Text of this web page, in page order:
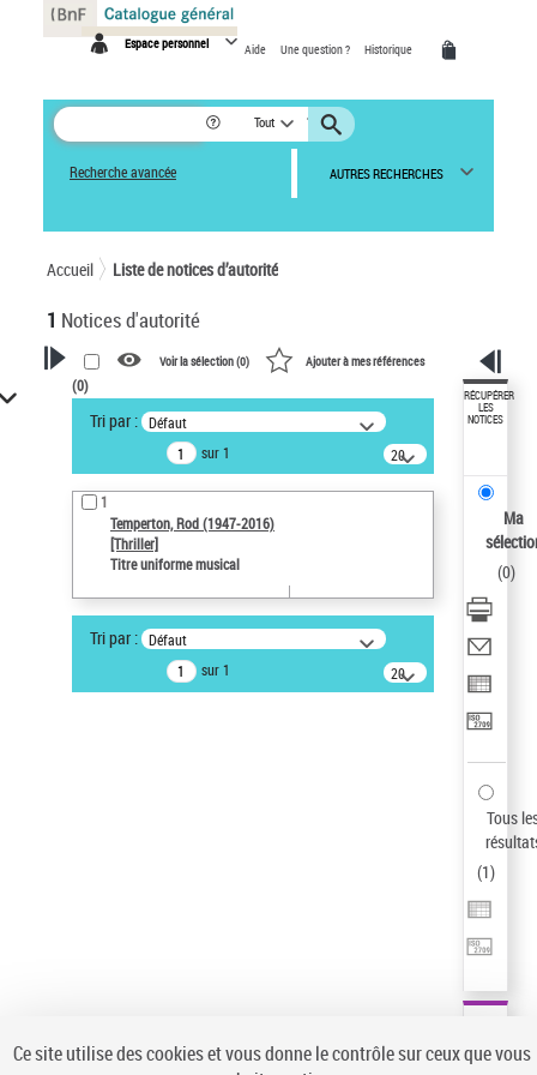
Espace personnel Aide Une question ? Historique
Tout
Recherche avancée AUTRES RECHERCHES
Accueil Liste de notices d’autorité
1 Notices d'autorité
VOTRE RECHERCHE
Recherche avancée dans les
notices d’autorité
Œuvres liées à l'auteur :
Temperton, Rod (1947-2016)
Type de notice d'autorité
Type de notice d'autorité
Voir la sélection (0) Ajouter à mes références
(0)
Tri par : Défaut
sur 1
20
résultats/page
1
Temperton, Rod (1947-2016)
[Thriller]
Titre uniforme musical
Tri par : Défaut
sur 1
20
résultats/page
RÉCUPÉRER
LES
NOTICES
Ma
(0)
Tous
(1)
Panneau de gestion des cookies
Ce site utilise des cookies et vous donne le contrôle sur ceux que vous